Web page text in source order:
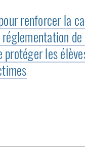
renforcer la
réglementation
protéger les